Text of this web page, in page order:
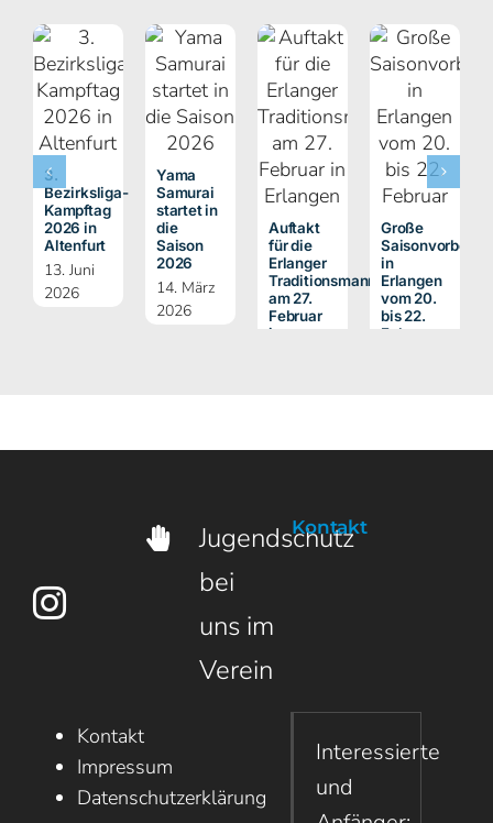
3.
Bezirksliga-
Kampftag
2026 in
Altenfurt
13. Juni
2026
Yama
Samurai
startet in
die
Saison
2026
14. März
2026
Auftakt
für die
Erlanger
Traditionsmannschaft
am 27.
Februar
in
Große
in
Erlangen
vom 20.
bis 22.
Februar
Jugendschutz
bei
uns im
Verein
Kontakt
Kontakt
Impressum
Datenschutzerklärung
Interessierte
und